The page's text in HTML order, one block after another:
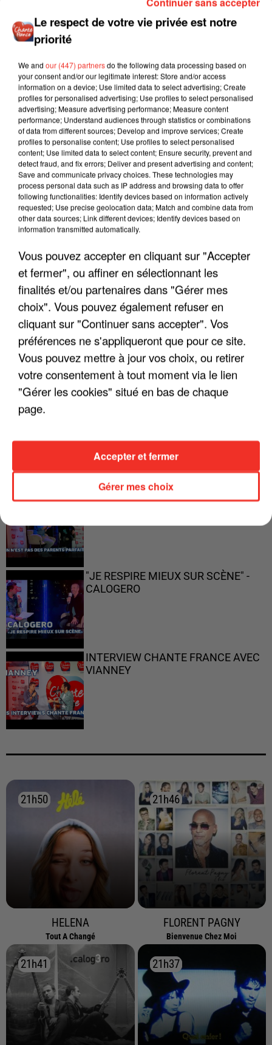
LES INTERVIEWS CHANTE
FRANCE
Voir plus
"JE SUIS À DISPOSITION DES
ENFOIRÉS"
"JE RESPIRE MIEUX SUR SCÈNE" -
CALOGERO
INTERVIEW CHANTE FRANCE AVEC
VIANNEY
21h50
21h50
HELENA
Tout A Changé
21h46
21h46
FLORENT PAGNY
Bienvenue Chez Moi
21h41
21h41 21h37
21h37
Le respect de votre vie privée est notre
priorité
We and our (447) partnersdo the following data processing based on
your consent and/or our legitimate interest: Store and/or access
information on a device; Use limited data to select advertising; Create
profiles for personalised advertising; Use profiles to select personalised
advertising; Measure advertising performance; Measure content
performance; Understand audiences through statistics or combinations
of data from different sources; Develop and improve services; Create
profiles to personalise content; Use profiles to select personalised
content; Use limited data to select content; Ensure security, prevent and
detect fraud, and fix errors; Deliver and present advertising and content;
Save and communicate privacy choices. These technologies may
process personal data such as IP address and browsing data to offer
following functionalities: Identify devices based on information actively
requested; Use precise geolocation data; Match and combine data from
other data sources; Link different devices; Identify devices based on
information transmitted automatically.
Vous pouvez accepter en cliquant sur "Accepter
et fermer", ou affiner en sélectionnant les
finalités et/ou partenaires dans "Gérer mes
choix". Vous pouvez également refuser en
cliquant sur "Continuer sans accepter". Vos
préférences ne s'appliqueront que pour ce site.
Vous pouvez mettre à jour vos choix, ou retirer
votre consentement à tout moment via le lien
"Gérer les cookies" situé en bas de chaque
page.
Gérer mes choix
Accepter et fermer